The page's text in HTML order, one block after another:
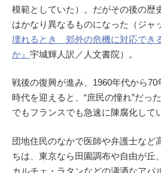
模範としていた）。だがその後の歴
はかなり異なるものになった（ジャ
壊れるとき 郊外の危機に対応でき
か』 宇城輝人訳／人文書院）。
戦後の復興が進み、1960年代から
時代を迎えると、“庶民の憧れ”だっ
でもフランスでも急速に陳腐化して
団地住民のなかで医師や弁護士など
ちは、東京なら田園調布や自由が丘
カルチェ・ラタンなどの瀟洒なアパ